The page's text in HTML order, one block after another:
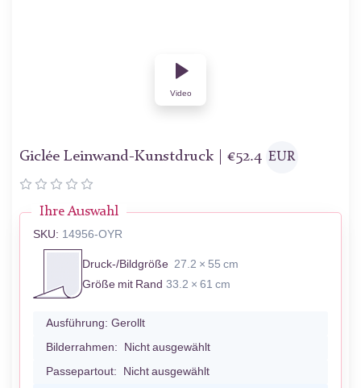
Video
Giclée Leinwand-Kunstdruck | €52.4 EUR
Ihre Auswahl
SKU: 14956-OYR
Druck-/Bildgröße 27.2 × 55 cm
Größe mit Rand 33.2 × 61 cm
Ausführung: Gerollt
Bilderrahmen: Nicht ausgewählt
Passepartout: Nicht ausgewählt